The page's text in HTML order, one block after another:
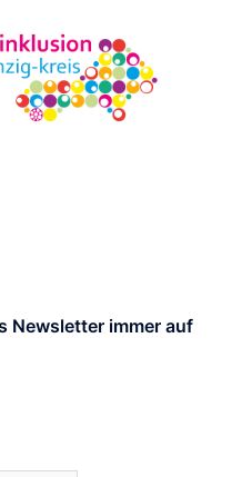
Newsletter immer auf